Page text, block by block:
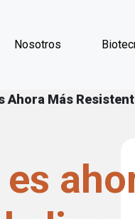
Nosotros
Ahora Más